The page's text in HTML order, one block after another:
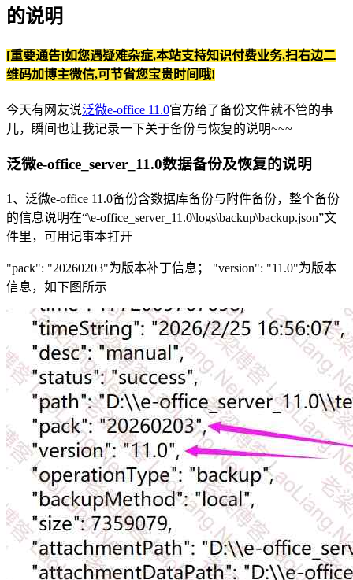
的说明
[重要通告]如您遇疑难杂症,本站支持知识付费业务,扫右边二
维码加博主微信,可节省您宝贵时间哦!
今天有网友说泛微e-office 11.0官方给了备份文件就不管的事
儿，瞬间也让我记录一下关于备份与恢复的说明~~~
泛微e-office_server_11.0数据备份及恢复的说明
1、泛微e-office 11.0备份含数据库备份与附件备份，整个备份
的信息说明在“\e-office_server_11.0\logs\backup\backup.json”文
件里，可用记事本打开
"pack": "20260203"为版本补丁信息； "version": "11.0"为版本
信息，如下图所示